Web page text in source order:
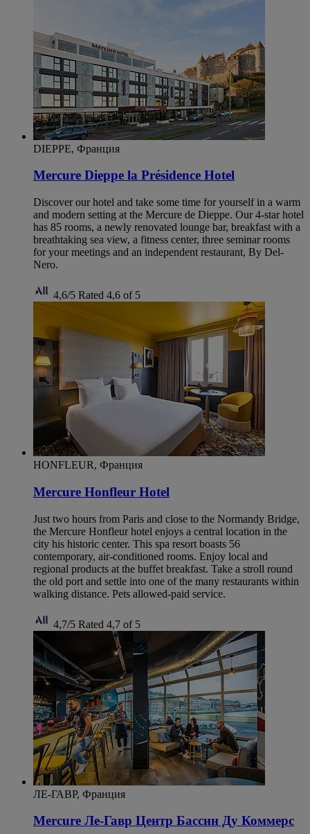
DIEPPE, Франция
Mercure Dieppe la Présidence Hotel
Discover our hotel and take some time for yourself in a warm
and modern setting at the Mercure de Dieppe. Our 4-star hotel
has 85 rooms, a newly renovated lounge bar, breakfast with a
breathtaking sea view, a fitness center, three seminar rooms
for your meetings and an independent restaurant, By Del-
Nero.
4,6/5 Rated 4,6 of 5
HONFLEUR, Франция
Mercure Honfleur Hotel
Just two hours from Paris and close to the Normandy Bridge,
the Mercure Honfleur hotel enjoys a central location in the
city his historic center. This spa resort boasts 56
contemporary, air-conditioned rooms. Enjoy local and
regional products at the buffet breakfast. Take a stroll round
the old port and settle into one of the many restaurants within
walking distance. Pets allowed-paid service.
4,7/5 Rated 4,7 of 5
ЛЕ-ГАВР, Франция
Mercure Ле-Гавр Центр Бассин Ду Коммерс